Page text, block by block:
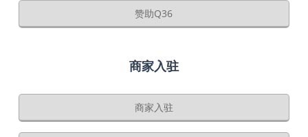
赞助Q36
商家入驻
商家入驻